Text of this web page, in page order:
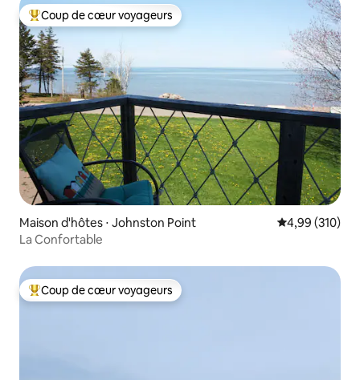
Coups de cœur voyageurs les plus appréciés
Coup de cœur voyageurs
Maison d'hôtes ⋅ Johnston Point Évaluation
4,99 (310)
La Confortable
Coups de cœur voyageurs les plus appréciés
Coup de cœur voyageurs